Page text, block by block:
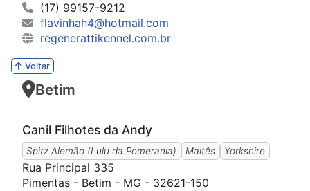
(17) 99157-9212
flavinhah4@hotmail.com
regenerattikennel.com.br
Voltar
Betim
Canil Filhotes da Andy
Spitz Alemão (Lulu da Pomerania) Maltês Yorkshire
Rua Principal 335
Pimentas - Betim - MG - 32621-150